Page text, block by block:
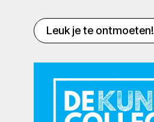
Leuk je te ontmoeten!